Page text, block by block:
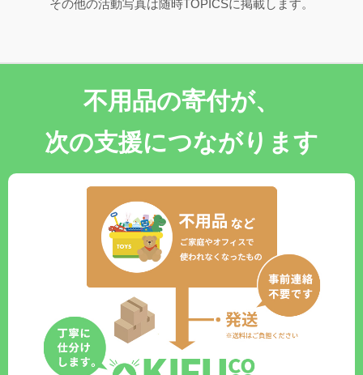
その他の活動写真は随時TOPICSに掲載します。
不用品の寄付が、
次の支援につながります